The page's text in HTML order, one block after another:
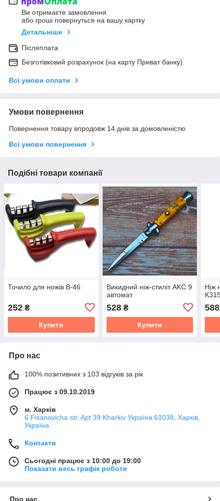
Ви отримаєте замовлення
або гроші повернуться на вашу картку
Детальніше
Післяплата
Безготівковий розрахунок (на карту Приват банку)
Всі умови оплати
Умови повернення
Повернення товару впродовж 14 днів за домовленістю
Всі умови повернення
Подібні товари компанії
Точило для ножів B-46
252 ₴
Купити
Викидний ніж-стиліт AKC 9
автомат
528₴
Купити
Ніж
588
Про нас
100% позитивних з 103 відгуків за рік
Працює з 09.10.2019
м. Харків
6 Fisanovicha str. Apt 39 Kharkiv Україна 61038, Харків,
Україна
Контакти
Сьогодні працює з 10:00 до 19:00
Показати весь графік роботи
Про нас